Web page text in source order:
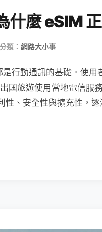
什麼 eSIM
分類： 網路大小事
行動通訊的基礎。使
國旅遊使用當地電信服
性、安全性與擴充性，